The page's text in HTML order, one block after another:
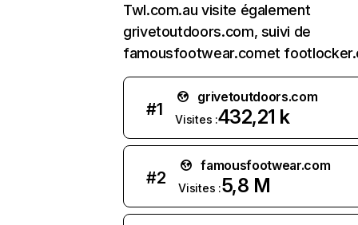
Twl.com.au visite également
grivetoutdoors.com, suivi de
famousfootwear.comet
#1
grivetoutdoors.com
Visites :432,21 k
#2
famousfootwear.com
Visites :5,8 M